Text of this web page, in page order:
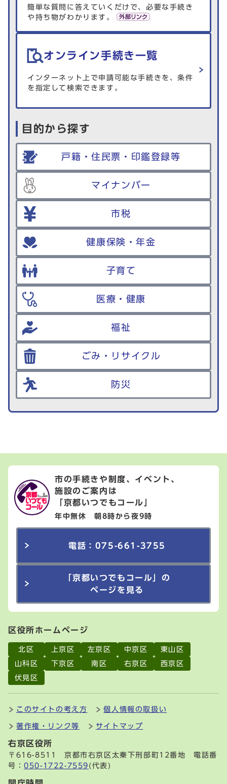
簡単な質問に答えていくだけで、必要な手続き
や持ち物がわかります。
オンライン手続き一覧
インターネット上で申請可能な手続きを、条件
を指定して検索できます。
目的から探す
戸籍・住民票・印鑑登録等
マイナンバー
市税
健康保険・年金
子育て
医療・健康
福祉
ごみ・リサイクル
防災
市の手続きや制度、イベント、
施設のご案内は
「京都いつでもコール」
年中無休 朝8時から夜9時
電話：075-661-3755
「京都いつでもコール」の
ページを見る
区役所ホームページ
北区 上京区 左京区 中京区
東山区
山科区
下京区 南区 右京区
西京区
伏見区
このサイトの考え方 個人情報の取扱い
著作権・リンク等 サイトマップ
右京区役所
〒616-8511 京都市右京区太秦下刑部町12番地 電話番
号：050-1722-7559 (代表)